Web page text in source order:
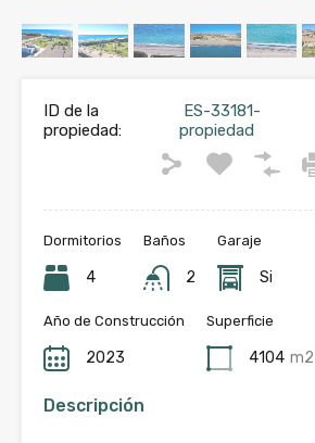
ID de la
propiedad:
ES-33181-
propiedad
Dormitorios
4
Baños
2
Garaje
Si
Año de Construcción
2023
Superficie
4104 m2
Descripción